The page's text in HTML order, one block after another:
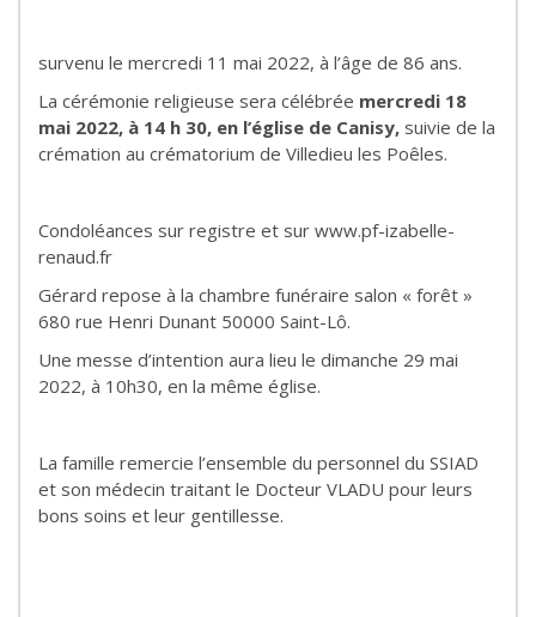
survenu le mercredi 11 mai 2022, à l’âge de 86 ans.
La cérémonie religieuse sera célébrée mercredi 18
mai 2022, à 14 h 30, en l’église de Canisy, suivie de la
crémation au crématorium de Villedieu les Poêles.
Condoléances sur registre et sur www.pf-izabelle-
renaud.fr
Gérard repose à la chambre funéraire salon « forêt »
680 rue Henri Dunant 50000 Saint-Lô.
Une messe d’intention aura lieu le dimanche 29 mai
2022, à 10h30, en la même église.
La famille remercie l’ensemble du personnel du SSIAD
et son médecin traitant le Docteur VLADU pour leurs
bons soins et leur gentillesse.